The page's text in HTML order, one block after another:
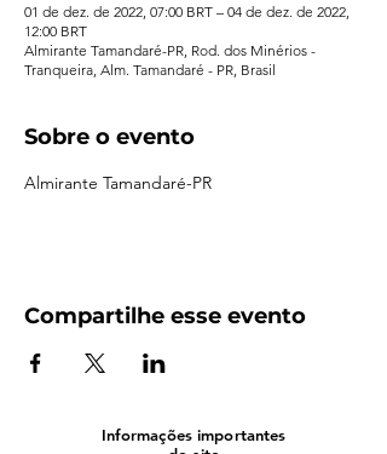
01 de dez. de 2022, 07:00 BRT – 04 de dez. de 2022,
12:00 BRT
Almirante Tamandaré-PR, Rod. dos Minérios -
Tranqueira, Alm. Tamandaré - PR, Brasil
Sobre o evento
Almirante Tamandaré-PR
Compartilhe esse evento
Informações importantes